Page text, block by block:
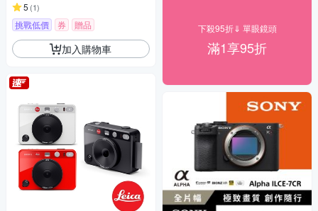
5 (1)
挑戰低價 券 贈品
加入購物車
下殺95折⇓ 單眼鏡頭
滿1享95折